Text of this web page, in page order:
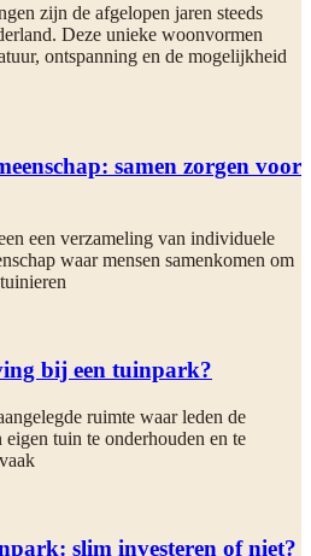
zijn de afgelopen jaren steeds
Deze unieke woonvormen
ontspanning en de mogelijkheid
samen zorgen voor
een verzameling van individuele
waar mensen samenkomen om
bij een tuinpark?
ruimte waar leden de
tuin te onderhouden en te
slim investeren of niet?